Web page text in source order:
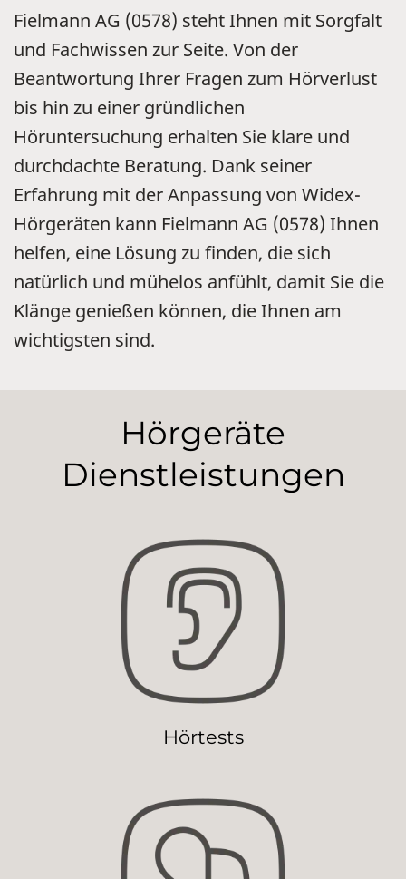
Fielmann AG (0578) steht Ihnen mit Sorgfalt
und Fachwissen zur Seite. Von der
Beantwortung Ihrer Fragen zum Hörverlust
bis hin zu einer gründlichen
Höruntersuchung erhalten Sie klare und
durchdachte Beratung. Dank seiner
Erfahrung mit der Anpassung von Widex-
Hörgeräten kann Fielmann AG (0578) Ihnen
helfen, eine Lösung zu finden, die sich
natürlich und mühelos anfühlt, damit Sie die
Klänge genießen können, die Ihnen am
wichtigsten sind.
Hörgeräte
Dienstleistungen
Hörtests